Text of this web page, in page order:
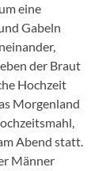
eine
Gabeln
der Braut
Hochzeit
Morgenland
Abend statt.
Männer